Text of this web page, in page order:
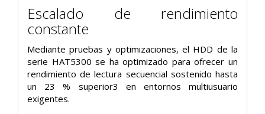
Escalado de rendimiento
constante
Mediante pruebas y optimizaciones, el HDD de la
serie HAT5300 se ha optimizado para ofrecer un
rendimiento de lectura secuencial sostenido hasta
un 23 % superior3 en entornos multiusuario
exigentes.